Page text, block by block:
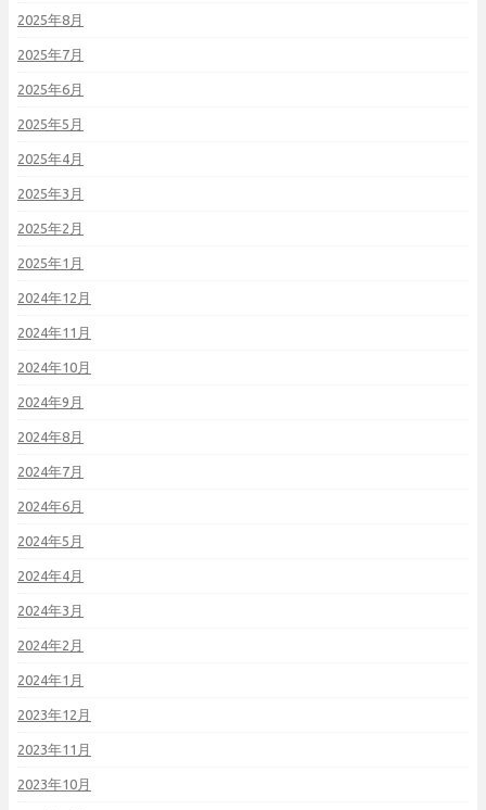
2025年8月
2025年7月
2025年6月
2025年5月
2025年4月
2025年3月
2025年2月
2025年1月
2024年12月
2024年11月
2024年10月
2024年9月
2024年8月
2024年7月
2024年6月
2024年5月
2024年4月
2024年3月
2024年2月
2024年1月
2023年12月
2023年11月
2023年10月